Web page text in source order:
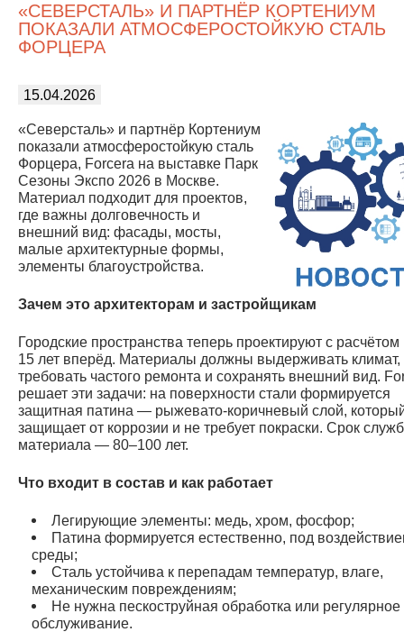
«СЕВЕРСТАЛЬ» И ПАРТНЁР КОРТЕНИУМ
ПОКАЗАЛИ АТМОСФЕРОСТОЙКУЮ СТАЛЬ
ФОРЦЕРА
15.04.2026
«Северсталь» и партнёр Кортениум
показали атмосферостойкую сталь
Форцера, Forcera на выставке Парк
Сезоны Экспо 2026 в Москве.
Материал подходит для проектов,
где важны долговечность и
внешний вид: фасады, мосты,
малые архитектурные формы,
элементы благоустройства.
Зачем это архитекторам и застройщикам
Городские пространства теперь проектируют с
15 лет вперёд. Материалы должны выдерживать климат,
требовать частого ремонта и сохранять внешний вид.
решает эти задачи: на поверхности стали формируется
защитная патина — рыжевато-коричневый слой,
защищает от коррозии и не требует покраски. Срок
материала — 80–100 лет.
Что входит в состав и как работает
Легирующие элементы: медь, хром, фосфор;
Патина формируется естественно, под
среды;
Сталь устойчива к перепадам температур, влаге,
механическим повреждениям;
Не нужна пескоструйная обработка или регулярное
обслуживание.